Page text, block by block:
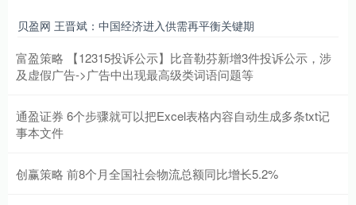
贝盈网 王晋斌：中国经济进入供需再平衡关键期
富盈策略 【12315投诉公示】比音勒芬新增3件投诉公示，涉
及虚假广告->广告中出现最高级类词语问题等
通盈证券 6个步骤就可以把Excel表格内容自动生成多条txt记
事本文件
创赢策略 前8个月全国社会物流总额同比增长5.2%